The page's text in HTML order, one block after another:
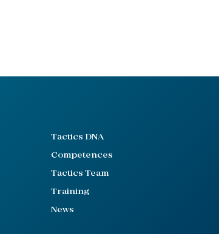
Tactics DNA
Competences
Tactics Team
Training
News